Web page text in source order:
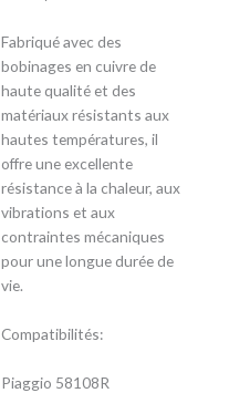
Fabriqué avec des
bobinages en cuivre de
haute qualité et des
matériaux résistants aux
hautes températures, il
offre une excellente
résistance à la chaleur, aux
vibrations et aux
contraintes mécaniques
pour une longue durée de
vie.
Compatibilités:
Piaggio 58108R